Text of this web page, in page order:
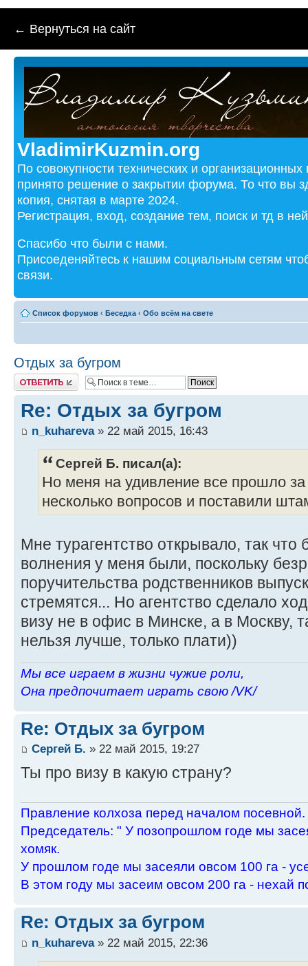
← Вернуться на сайт
VladimirKuzmin.org
По совокупности технических и
принято решение о закрытии форума. То что вы
копия, снятая в марте 2024.
Регистрация, вход, создание тем, поиск и тд в
Спасибо что были с нами.
Присоеденяйтесь к нашим социальным сетям
связи.
Список форумов ‹ Беседка ‹ Обо всём на свете
Отдых за бугром
Ответить
Re: Отдых за бугром
n_kuhareva» 22 май 2015, 16:43
Сергей Б. писал(а):
Но меня на удивление все прошло
несколько вопросов и поставили
Мне турагентство открывало, так что
волнения у меня были, поскольку
поручительства родственников
стремятся... Но агентство сделало
визу не в офис в Минске, а в Москву,
нельзя лучше, только плати))
Мы все играем в жизни чужие роли,
Она предпочитает играть свою /VK/
Re: Отдых за бугром
Сергей Б. » 22 май 2015, 19:27
Ты про визу в какую страну?
Пpавление колхоза пеpед началом посевной.
Пpедседатель: " У позопpошлом годе мы
хомяк.
У пpошлом годе мы засеяли овсом 100 га -
В этом году мы засеим овсом 200 га - нехай
Re: Отдых за бугром
n_kuhareva» 22 май 2015, 22:36